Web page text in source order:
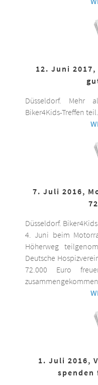
12. Juni
Düsseldorf. Mehr
Biker4Kids-Treffen teil.
7. Juli 2016,
Düsseldorf.
4. Juni beim
Höherweg
Deutsche
72.000 Euro
1. Juli 2016,
spenden